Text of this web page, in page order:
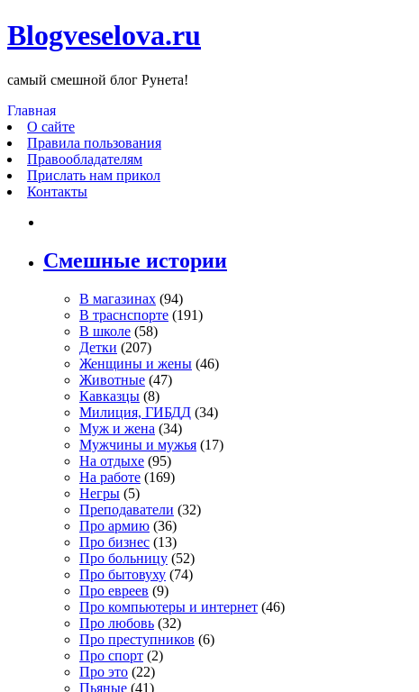
Blogveselova.ru
самый смешной блог Рунета!
Главная
О сайте
Правила пользования
Правообладателям
Прислать нам прикол
Контакты
Смешные истории
В магазинах (94)
В траснспорте (191)
В школе (58)
Детки (207)
Женщины и жены (46)
Животные (47)
Кавказцы (8)
Милиция, ГИБДД (34)
Муж и жена (34)
Мужчины и мужья (17)
На отдыхе (95)
На работе (169)
Негры (5)
Преподаватели (32)
Про армию (36)
Про бизнес (13)
Про больницу (52)
Про бытовуху (74)
Про евреев (9)
Про компьютеры и интернет (46)
Про любовь (32)
Про преступников (6)
Про спорт (2)
Про это (22)
Пьяные (41)